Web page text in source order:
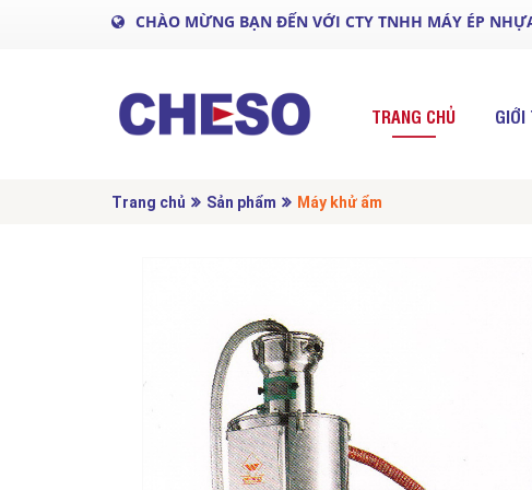
CHÀO MỪNG BẠN ĐẾN VỚI CTY TNHH MÁY ÉP
TRANG CHỦ GIỚI
Trang chủ Sản phẩm Máy khử ẩm